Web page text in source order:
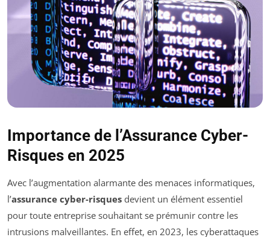
Importance de l’Assurance Cyber-
Risques en 2025
Avec l’augmentation alarmante des menaces informatiques,
l’assurance cyber-risques devient un élément essentiel
pour toute entreprise souhaitant se prémunir contre les
intrusions malveillantes. En effet, en 2023, les cyberattaques